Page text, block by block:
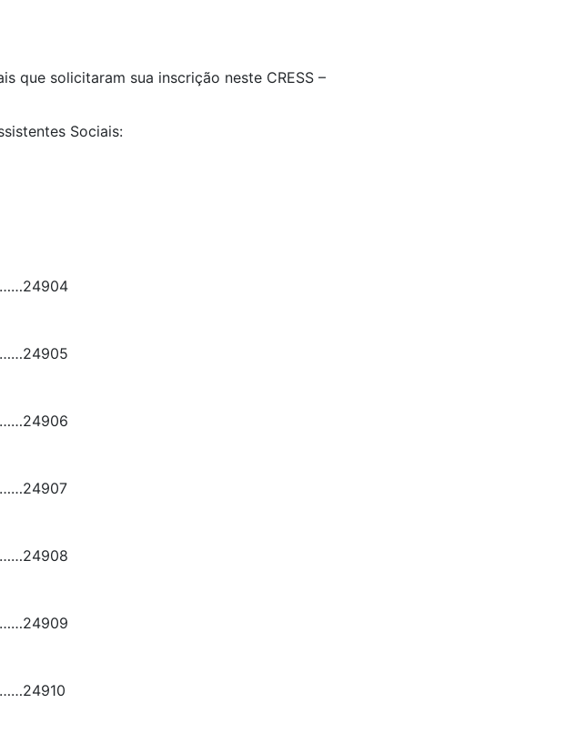
que solicitaram sua inscrição neste CRESS –
Sociais:
24904
24905
24906
24907
24908
24909
24910